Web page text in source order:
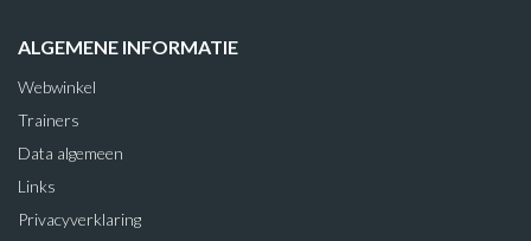
ALGEMENE INFORMATIE
Webwinkel
Trainers
Data algemeen
Links
Privacyverklaring